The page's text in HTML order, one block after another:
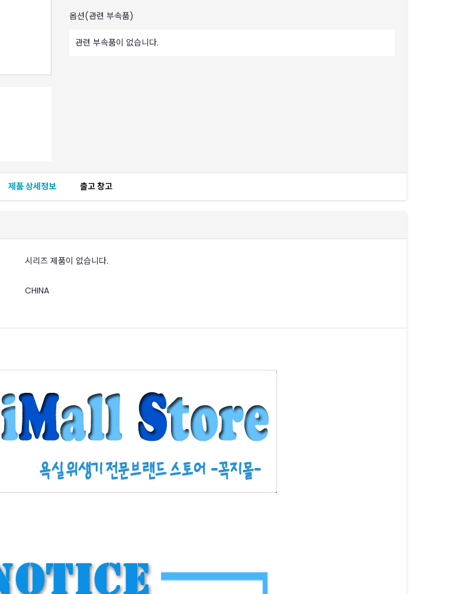
옵션(관련 부속품)
관련 부속품이 없습니다.
제품 상세정보 출고 창고
시리즈 제품이 없습니다.
CHINA